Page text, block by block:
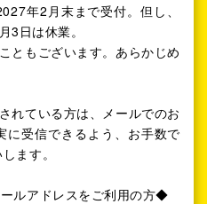
年2月末まで受付。但し、
日は休業。
ともございます。あらかじめ
れている方は、メールでのお
に受信できるよう、お手数で
ます。
ルアドレスをご利用の方◆